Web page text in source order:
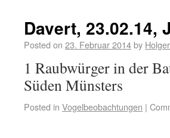
Davert, 23.02.14,
Posted on 23. Februar 2014by
1 Raubwürger in der
Süden Münsters
Posted in Vogelbeobachtungen |